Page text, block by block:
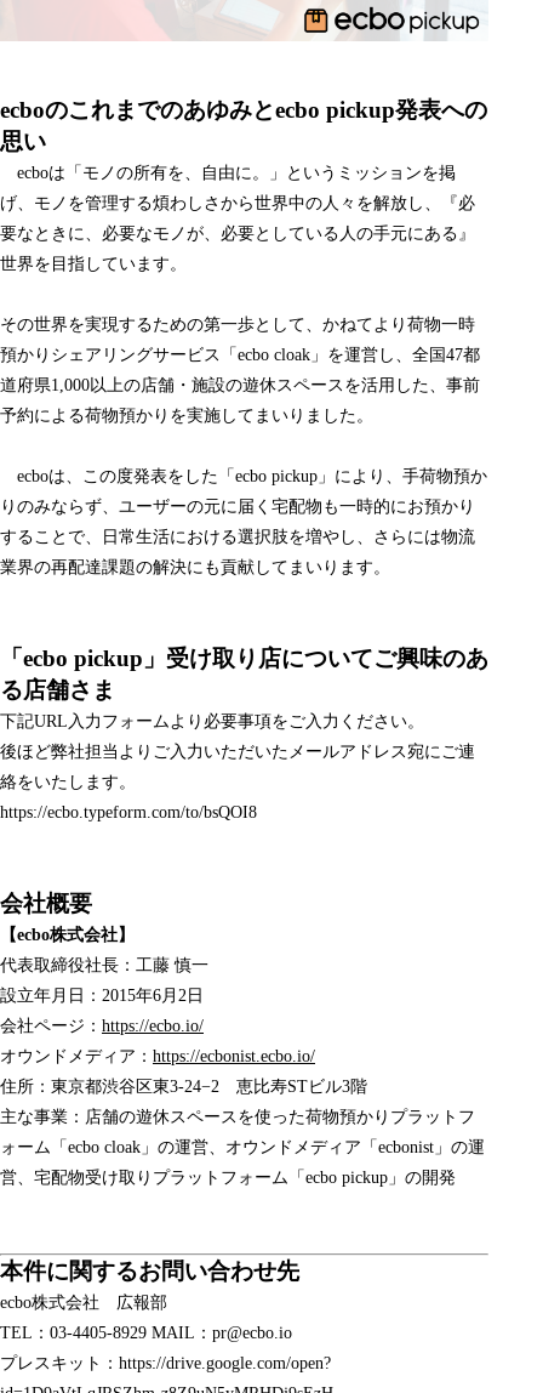
ecboのこれまでのあゆみとecbo pickup発表への
思い
ecboは「モノの所有を、自由に。」というミッションを掲
げ、モノを管理する煩わしさから世界中の人々を解放し、『必
要なときに、必要なモノが、必要としている人の手元にある』
世界を目指しています。
その世界を実現するための第一歩として、かねてより荷物一時
預かりシェアリングサービス「ecbo cloak」を運営し、全国47都
道府県1,000以上の店舗・施設の遊休スペースを活用した、事前
予約による荷物預かりを実施してまいりました。
ecboは、この度発表をした「ecbo pickup」により、手荷物預か
りのみならず、ユーザーの元に届く宅配物も一時的にお預かり
することで、日常生活における選択肢を増やし、さらには物流
業界の再配達課題の解決にも貢献してまいります。
「ecbo pickup」受け取り店についてご興味のあ
る店舗さま
下記URL入力フォームより必要事項をご入力ください。
後ほど弊社担当よりご入力いただいたメールアドレス宛にご連
絡をいたします。
https://ecbo.typeform.com/to/bsQOI8
会社概要
【ecbo株式会社】
代表取締役社長：工藤 慎一
設立年月日：2015年6月2日
会社ページ： https://ecbo.io/
オウンドメディア： https://ecbonist.ecbo.io/
住所：東京都渋谷区東3-24−2 恵比寿STビル3階
主な事業：店舗の遊休スペースを使った荷物預かりプラットフ
ォーム「 ecbo cloak 」の運営、オウンドメディア「 ecbonist 」の運
営、宅配物受け取りプラットフォーム「ecbo pickup」の開発
​本件に関するお問い合わせ先
ecbo株式会社 広報部
TEL：03-4405-8929 MAIL：pr@ecbo.io
プレスキット： https://drive.google.com/open?